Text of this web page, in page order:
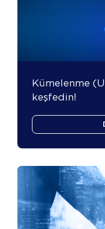
Kümelenme
keşfedin!